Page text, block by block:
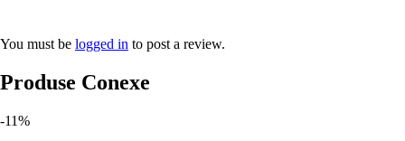
You must be logged in to post a review.
Produse Conexe
-11%